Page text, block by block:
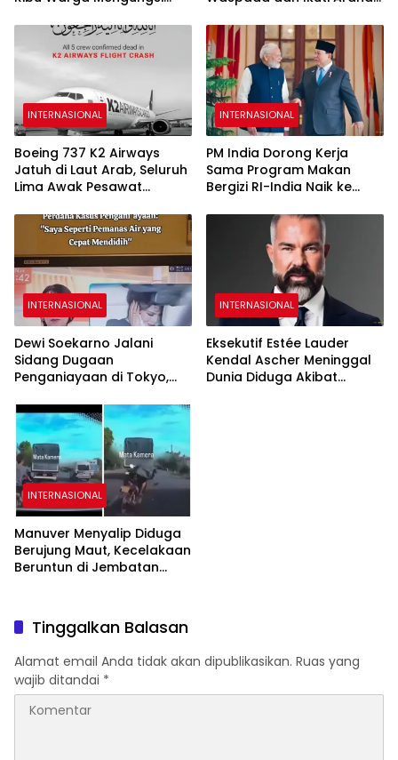
INTERNASIONAL
Boeing 737 K2 Airways
Jatuh di Laut Arab, Seluruh
Lima Awak Pesawat
INTERNASIONAL
PM India Dorong Kerja
Sama Program Makan
Bergizi RI-India Naik ke
INTERNASIONAL
Dewi Soekarno Jalani
Sidang Dugaan
Penganiayaan di Tokyo,
Emosi
INTERNASIONAL
Eksekutif Estée Lauder
Kendal Ascher Meninggal
Dunia Diduga Akibat
INTERNASIONAL
Manuver Menyalip Diduga
Berujung Maut, Kecelakaan
Beruntun di Jembatan
Tinggalkan Balasan
Alamat email Anda tidak akan dipublikasikan. Ruas yang
wajib ditandai *